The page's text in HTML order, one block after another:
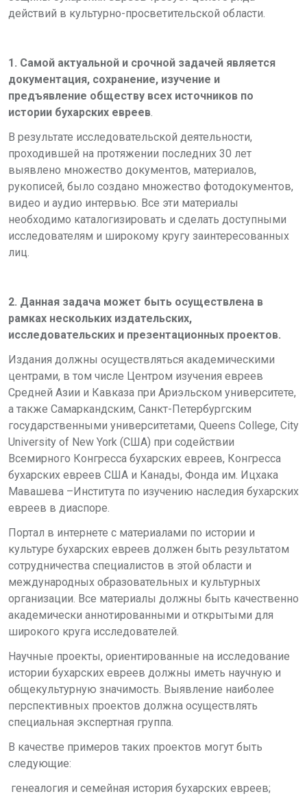
действий в культурно-просветительской области.
1. Самой актуальной и срочной задачей является
документация, сохранение, изучение и
предъявление обществу всех источников по
истории бухарских евреев.
В результате исследовательской деятельности,
проходившей на протяжении последних 30 лет
выявлено множество документов, материалов,
рукописей, было создано множество фотодокументов,
видео и аудио интервью. Все эти материалы
необходимо каталогизировать и сделать доступными
исследователям и широкому кругу заинтересованных
лиц.
2. Данная задача может быть осуществлена в
рамках нескольких издательских,
исследовательских и презентационных проектов.
Издания должны осуществляться академическими
центрами, в том числе Центром изучения евреев
Средней Азии и Кавказа при Ариэльском университете,
а также Самаркандским, Санкт-Петербургским
государственными университетами, Queens College, City
University of New York (США) при содействии
Всемирного Конгресса бухарских евреев, Конгресса
бухарских евреев США и Канады, Фонда им. Ицхака
Мавашева –Института по изучению наследия бухарских
евреев в диаспоре.
Портал в интернете с материалами по истории и
культуре бухарских евреев должен быть результатом
сотрудничества специалистов в этой области и
международных образовательных и культурных
организации. Все материалы должны быть качественно
академически аннотированными и открытыми для
широкого круга исследователей.
Научные проекты, ориентированные на исследование
истории бухарских евреев должны иметь научную и
общекультурную значимость. Выявление наиболее
перспективных проектов должна осуществлять
специальная экспертная группа.
В качестве примеров таких проектов могут быть
следующие:
генеалогия и семейная история бухарских евреев;